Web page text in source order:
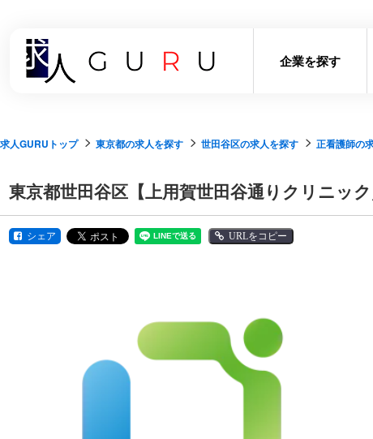
企業を探す
求人GURUトップ 東京都の求人を探す 世田谷区の求人を探す 正看護師の
東京都世田谷区【上用賀世田谷通りクリニッ
シェア URLをコピー